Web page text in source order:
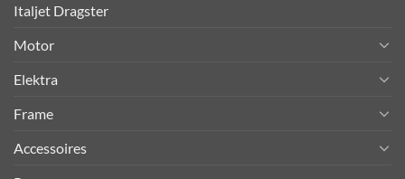
Italjet Dragster
Motor
Elektra
Frame
Accessoires